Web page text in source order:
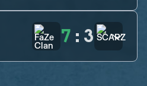
7 : 3